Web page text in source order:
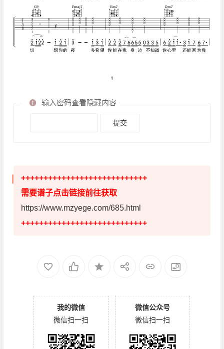
输入密码查看隐藏内容
++++++++++++++++++++++++++++
需要谱子点击链接前往获取
https://www.mzyege.com/685.html
++++++++++++++++++++++++++++
我的微信
微信扫一扫
微信公众号
微信扫一扫